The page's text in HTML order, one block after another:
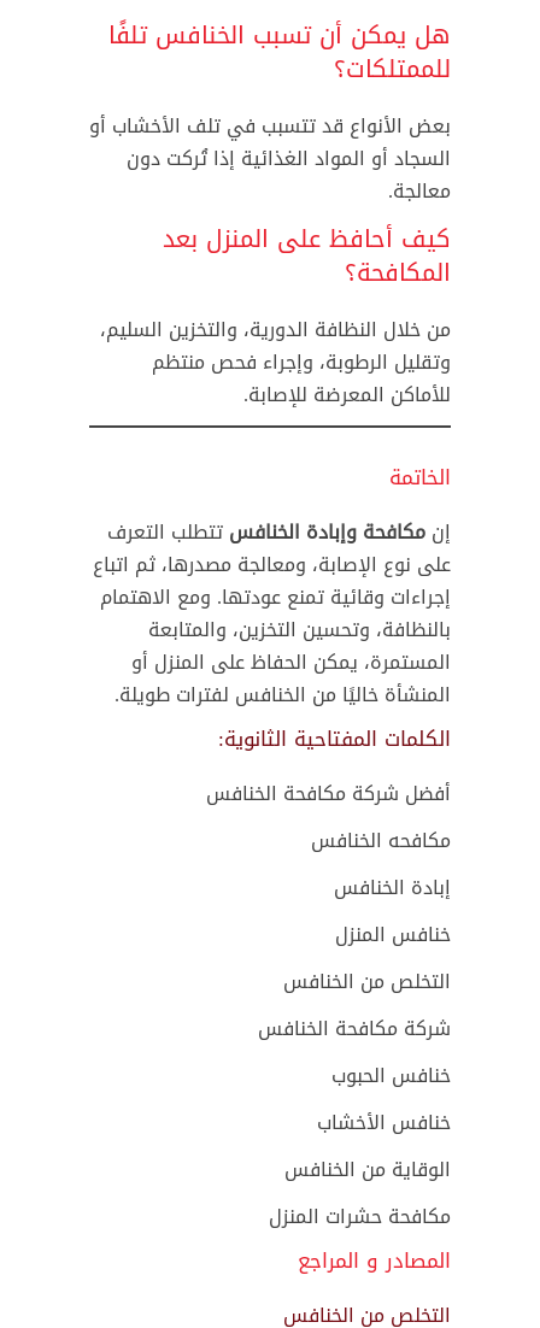
هل يمكن أن تسبب الخنافس تلفًا
للممتلكات؟
بعض الأنواع قد تتسبب في تلف الأخشاب أو
السجاد أو المواد الغذائية إذا تُركت دون
معالجة.
كيف أحافظ على المنزل بعد
المكافحة؟
من خلال النظافة الدورية، والتخزين السليم،
وتقليل الرطوبة، وإجراء فحص منتظم
للأماكن المعرضة للإصابة.
الخاتمة
إنمكافحة وإبادة الخنافستتطلب التعرف
على نوع الإصابة، ومعالجة مصدرها، ثم اتباع
إجراءات وقائية تمنع عودتها. ومع الاهتمام
بالنظافة، وتحسين التخزين، والمتابعة
المستمرة، يمكن الحفاظ على المنزل أو
المنشأة خاليًا من الخنافس لفترات طويلة.
الكلمات المفتاحية الثانوية:
أفضل شركة مكافحة الخنافس
مكافحه الخنافس
إبادة الخنافس
خنافس المنزل
التخلص من الخنافس
شركة مكافحة الخنافس
خنافس الحبوب
خنافس الأخشاب
الوقاية من الخنافس
مكافحة حشرات المنزل
المصادر و المراجع
التخلص من الخنافس